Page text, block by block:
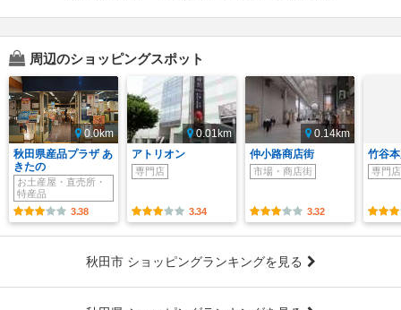
周辺のショッピングスポット
0.0km
秋田県産品プラザ あ
きたの
お土産屋・直売所・
特産品
3.38
0.01km
アトリオン
専門店
3.34
0.14km
仲小路商店街
市場・商店街
3.32
竹谷
専門店
秋田市 ショッピングランキングを見る